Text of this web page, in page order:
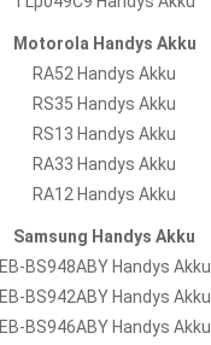
Motorola Handys Akku
RA52 Handys Akku
RS35 Handys Akku
RS13 Handys Akku
RA33 Handys Akku
RA12 Handys Akku
Samsung Handys Akku
EB-BS948ABY Handys Akku
EB-BS942ABY Handys Akku
EB-BS946ABY Handys Akku